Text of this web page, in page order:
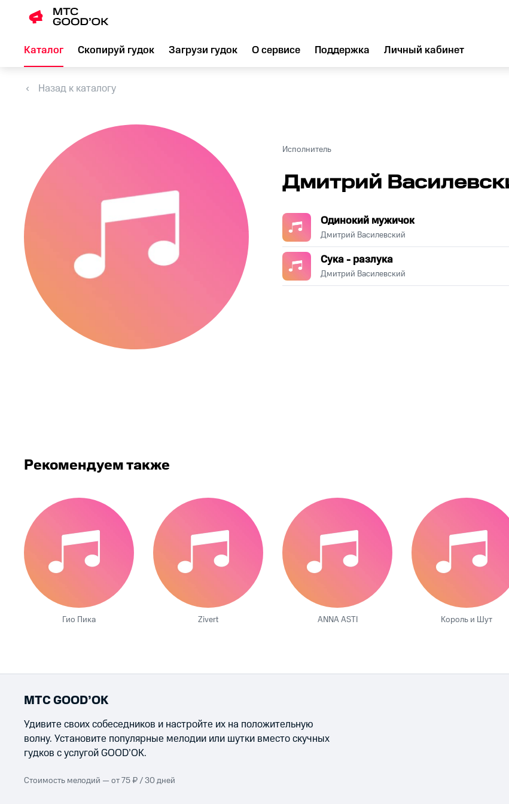
Каталог Скопируй гудок Загрузи гудок О сервисе Поддержка Личный кабинет
Назад к каталогу
Исполнитель
Дмитрий
Одинокий мужичок
Дмитрий Василевский
Сука - разлука
Дмитрий Василевский
Рекомендуем также
Гио Пика Zivert ANNA ASTI Король и Шут
МТС GOOD’OK
Удивите своих собеседников и настройте их на положительную
волну. Установите популярные мелодии или шутки вместо скучных
гудков с услугой GOOD’OK.
Стоимость мелодий — от 75 ₽ / 30 дней